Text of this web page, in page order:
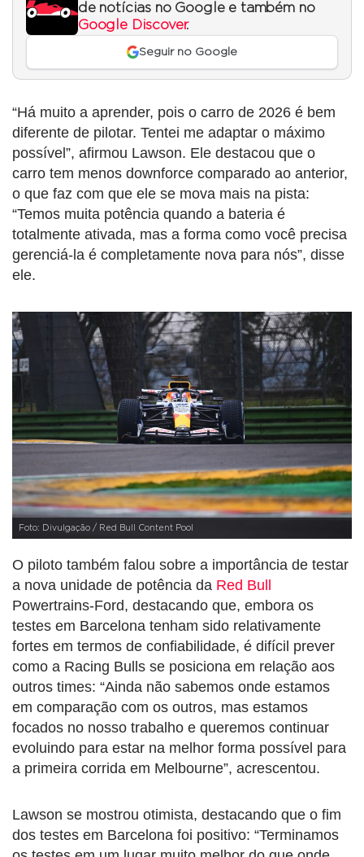
de notícias no Google e também no
Google Discover.
Seguir no Google
“Há muito a aprender, pois o carro de 2026 é bem
diferente de pilotar. Tentei me adaptar o máximo
possível”, afirmou Lawson. Ele destacou que o
carro tem menos downforce comparado ao anterior,
o que faz com que ele se mova mais na pista:
“Temos muita potência quando a bateria é
totalmente ativada, mas a forma como você precisa
gerenciá-la é completamente nova para nós”, disse
ele.
Foto: Divulgação / Red Bull Content Pool
O piloto também falou sobre a importância de testar
a nova unidade de potência da Red Bull
Powertrains-Ford, destacando que, embora os
testes em Barcelona tenham sido relativamente
fortes em termos de confiabilidade, é difícil prever
como a Racing Bulls se posiciona em relação aos
outros times: “Ainda não sabemos onde estamos
em comparação com os outros, mas estamos
focados no nosso trabalho e queremos continuar
evoluindo para estar na melhor forma possível para
a primeira corrida em Melbourne”, acrescentou.
Lawson se mostrou otimista, destacando que o fim
dos testes em Barcelona foi positivo: “Terminamos